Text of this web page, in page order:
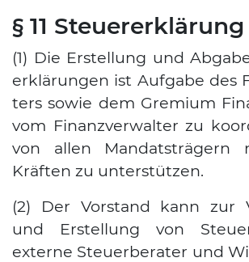
§ 11 Steuererklärung
(1) Die Erstel­lung und
erklä­run­gen ist Auf­ga­be des
ters sowie dem Gre­mi­um
vom Finanz­ver­wal­ter zu
von allen Man­dats­trä­gern
Kräf­ten zu unter­stüt­zen.
(2) Der Vor­stand kann zur
und Erstel­lung von
exter­ne Steu­er­be­ra­ter und